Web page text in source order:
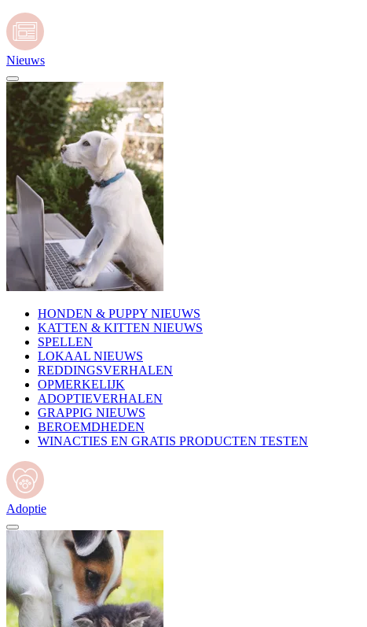
Nieuws
HONDEN & PUPPY NIEUWS
KATTEN & KITTEN NIEUWS
SPELLEN
LOKAAL NIEUWS
REDDINGSVERHALEN
OPMERKELIJK
ADOPTIEVERHALEN
GRAPPIG NIEUWS
BEROEMDHEDEN
WINACTIES EN GRATIS PRODUCTEN TESTEN
Adoptie